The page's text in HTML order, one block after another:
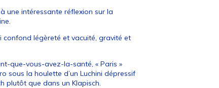
une intéressante réflexion sur la
confond légèreté et vacuité, gravité et
que-vous-avez-la-santé, « Paris »
sous la houlette d’un Luchini dépressif
plutôt que dans un Klapisch.